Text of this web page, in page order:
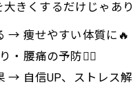
きくするだけじゃあ
→ 痩せやすい体質に🔥
・腰痛の予防🧘‍♀️
→ 自信UP、ストレス